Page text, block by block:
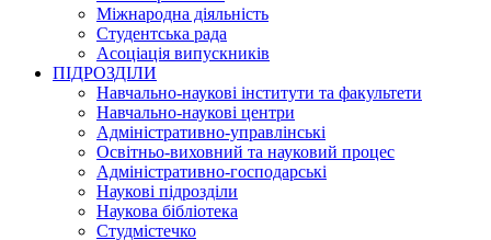
Міжнародна діяльність
Студентська рада
Асоціація випускників
ПІДРОЗДІЛИ
Навчально-наукові інститути та факультети
Навчально-наукові центри
Адміністративно-управлінські
Освітньо-виховний та науковий процес
Адміністративно-господарські
Наукові підрозділи
Наукова бібліотека
Студмістечко